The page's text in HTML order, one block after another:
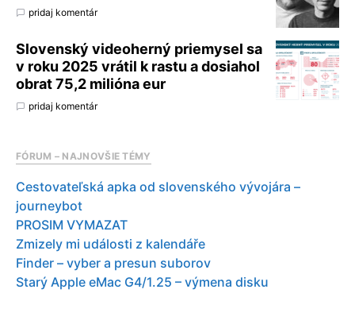
pridaj komentár
Slovenský videoherný priemysel sa
v roku 2025 vrátil k rastu a dosiahol
obrat 75,2 milióna eur
pridaj komentár
FÓRUM – NAJNOVŠIE TÉMY
Cestovateľská apka od slovenského vývojára –
journeybot
PROSIM VYMAZAT
Zmizely mi události z kalendáře
Finder – vyber a presun suborov
Starý Apple eMac G4/1.25 – výmena disku